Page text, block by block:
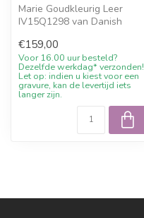
Marie Goudkleurig Leer
IV15Q1298 van Danish
horloge he...
€159,00
Voor 16.00 uur besteld?
Dezelfde werkdag* verzonden!
Let op: indien u kiest voor een
gravure, kan de levertijd iets
langer zijn.